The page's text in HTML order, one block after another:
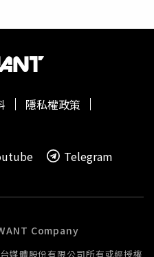
隱私權政策
Telegram
Company
媒體股份有限公司所有或經授權